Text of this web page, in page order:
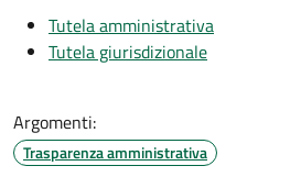
Tutela amministrativa
Tutela giurisdizionale
Argomenti:
Trasparenza amministrativa